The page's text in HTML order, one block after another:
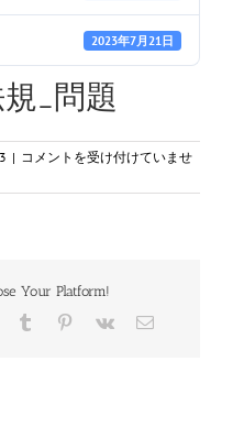
2023年7月21日
_問題
| 二
技
問
題
は
コメントを受け付けていませ
Your Platform!
Tumblr Pinterest
Vk
電